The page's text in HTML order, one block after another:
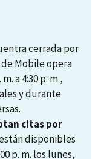
cerrada por
Mobile opera
a 4:30 p. m.,
y durante
citas por
disponibles
p. m. los lunes,